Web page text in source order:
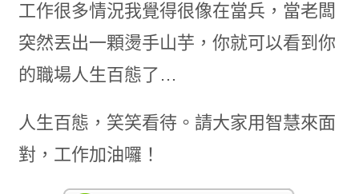
工作很多情況我覺得很像在當兵，當老闆
突然丟出一顆燙手山芋，你就可以看到你
的職場人生百態了…
人生百態，笑笑看待。請大家用智慧來面
對，工作加油囉！